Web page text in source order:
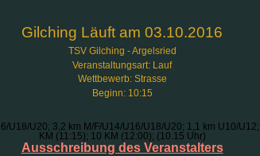
Gilching Läuft am 03.10.2016
TSV Gilching - Argelsried
Veranstaltungsart: Lauf
Wettbewerb: Strasse
Beginn: 10:15
U18/U20; 3,2 km M/F/U14/U16/U18/U20; 1,1 km U10/
KM (11:15); 10 KM (12:00); (10.15 Uhr)
Ausschreibung des Veranstalters